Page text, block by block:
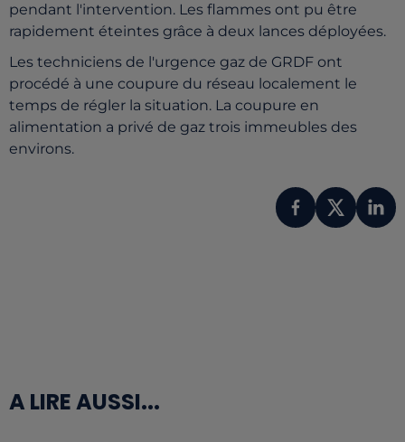
pendant l'intervention. Les flammes ont pu être
rapidement éteintes grâce à deux lances déployées.
Les techniciens de l'urgence gaz de GRDF ont
procédé à une coupure du réseau localement le
temps de régler la situation. La coupure en
alimentation a privé de gaz trois immeubles des
environs.
A LIRE AUSSI...